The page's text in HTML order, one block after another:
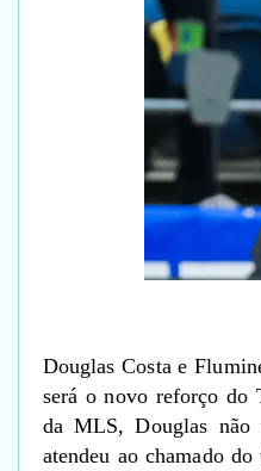
Douglas Costa e
será o novo reforço do
da MLS, Douglas não
atendeu ao chamado